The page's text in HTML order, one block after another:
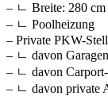
– ㄴ Breite: 280 cm
– ㄴ Poolheizung
– Private PKW-
– ㄴ davon
– ㄴ davon
– ㄴ davon private